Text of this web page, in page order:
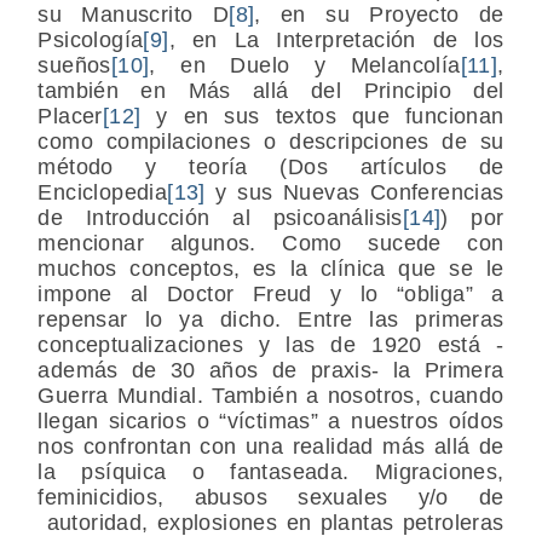
su Manuscrito D[8], en su Proyecto de
Psicología[9], en La Interpretación de los
sueños[10], en Duelo y Melancolía[11],
también en Más allá del Principio del
Placer[12] y en sus textos que funcionan
como compilaciones o descripciones de su
método y teoría (Dos artículos de
Enciclopedia[13] y sus Nuevas Conferencias
de Introducción al psicoanálisis[14]) por
mencionar algunos. Como sucede con
muchos conceptos, es la clínica que se le
impone al Doctor Freud y lo “obliga” a
repensar lo ya dicho. Entre las primeras
conceptualizaciones y las de 1920 está -
además de 30 años de praxis- la Primera
Guerra Mundial. También a nosotros, cuando
llegan sicarios o “víctimas” a nuestros oídos
nos confrontan con una realidad más allá de
la psíquica o fantaseada. Migraciones,
feminicidios, abusos sexuales y/o de
autoridad, explosiones en plantas petroleras